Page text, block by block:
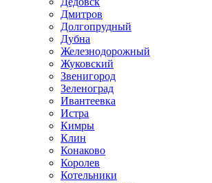
Дмитров
Долгопрудный
Дубна
Железнодорожный
Жуковский
Звенигород
Зеленоград
Ивантеевка
Истра
Кимры
Клин
Конаково
Королев
Котельники